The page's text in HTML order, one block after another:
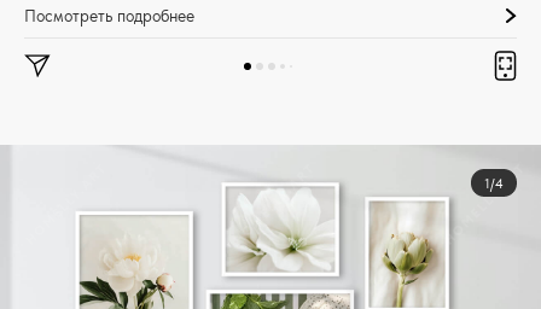
Посмотреть подробнее
1/4